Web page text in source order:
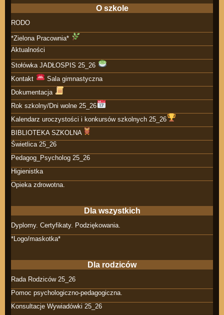
O szkole
RODO
*Zielona Pracownia*
Aktualności
Stołówka JADŁOSPIS 25_26
Kontakt
Sala gimnastyczna
Dokumentacja
Rok szkolny/Dni wolne 25_26
Kalendarz uroczystości i konkursów szkolnych 25_26
BIBLIOTEKA SZKOLNA
Świetlica 25_26
Pedagog_Psycholog 25_26
Higienistka
Opieka zdrowotna.
Dla wszystkich
Dyplomy. Certyfikaty. Podziękowania.
*Logo/maskotka*
Dla rodziców
Rada Rodziców 25_26
Pomoc psychologiczno-pedagogiczna.
Konsultacje Wywiadówki 25_26